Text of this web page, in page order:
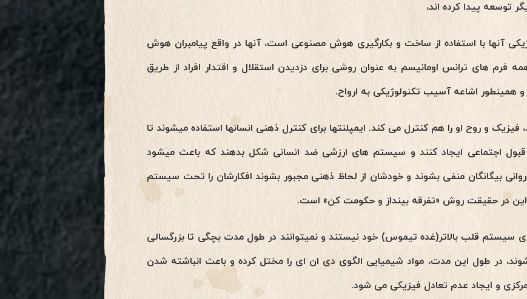
توسعه پیدا کرده اند،
آنها با استفاده از ساخت و بکارگیری هوش مصنوعی است، آنها در واقع پیامبران هوش
فرم های ترانس اومانیسم به عنوان روشی برای دزدیدن استقلال و اقتدار افراد از طریق
همینطور اشاعه آسیب تکنولوژیکی به ارواح.
و روح او را هم کنترل می کند. ایمپلنتها برای کنترل ذهنی انسانها استفاده میشوند تا
قبول اجتماعی ایجاد کنند و سیستم های ارزشی ضد انسانی شکل بدهند که باعث میشود
روانی بیگانگان منفی بشوند و خودشان از لحاظ ذهنی مجبور بشوند افکارشان را تحت سیستم
این در حقیقت روش «تفرقه بینداز و حکومت کن» است.
سیستم قلب بالاتر(غده تیموس) خود نیستند و نمیتوانند در طول مدت بچگی تا بزرگسالی
در طول این مدت، مواد شیمیایی الگوی دی ان ای را مختل کرده و باعث انباشته شدن
و ایجاد عدم تعادل فیزیکی می شود.